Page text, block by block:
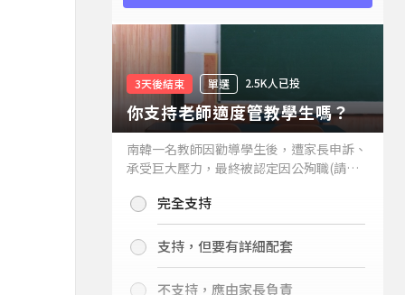
3天後結束 單選 2.5K人已投
你支持老師適度管教學生嗎？
南韓一名教師因勸導學生後，遭家長申訴、
承受巨大壓力，最終被認定因公殉職(請見
你支持老師適度管教學生嗎？
完全支持
支持，但要有詳細配套
不支持，應由家長負責